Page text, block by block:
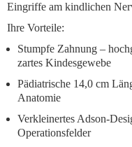
Eingriffe am kindlichen
Ihre Vorteile:
Stumpfe Zahnung –
zartes Kindesgewebe
Pädiatrische 14,0 cm
Anatomie
Verkleinertes Adson-
Operationsfelder